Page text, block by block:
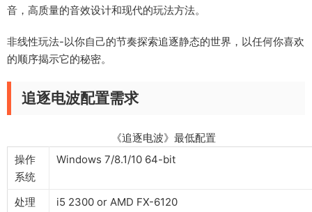
音，高质量的音效设计和现代的玩法方法。
非线性玩法-以你自己的节奏探索追逐静态的世界，以任何你喜欢
的顺序揭示它的秘密。
追逐电波配置需求
《追逐电波》最低配置
操作
系统
Windows 7/8.1/10 64-bit
处理
i5 2300 or AMD FX-6120